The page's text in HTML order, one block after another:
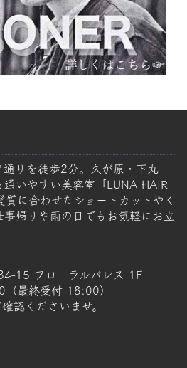
通りを徒歩2分。久が原・下丸
いやすい美容室「LUNA HAIR
質に合わせたショートカットやく
帰りや雨の日でもお気軽にお立
15 フローラルパレス 1F
最終受付 18:00）
認くださいませ。